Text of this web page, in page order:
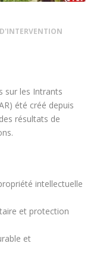
sur les Intrants
été créé depuis
résultats de
intellectuelle
et protection
et